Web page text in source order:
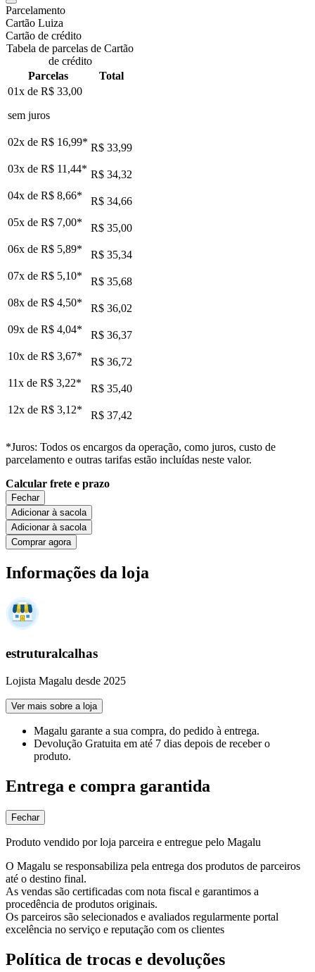
Parcelamento
Cartão Luiza
Cartão de crédito
Tabela de parcelas de Cartão
de crédito
Parcelas
Total
01x de R$ 33,00
sem juros
02x de R$ 16,99* R$ 33,99
03x de R$ 11,44* R$ 34,32
04x de R$ 8,66*
R$ 34,66
05x de R$ 7,00*
R$ 35,00
06x de R$ 5,89*
R$ 35,34
07x de R$ 5,10*
R$ 35,68
08x de R$ 4,50*
R$ 36,02
09x de R$ 4,04*
R$ 36,37
10x de R$ 3,67*
R$ 36,72
11x de R$ 3,22*
R$ 35,40
12x de R$ 3,12* R$ 37,42
*Juros: Todos os encargos da operação, como juros, custo de
parcelamento e outras tarifas estão incluídas neste valor.
Calcular frete e prazo
Fechar
Adicionar à sacola
Adicionar à sacola
Comprar agora
Informações da loja
estruturalcalhas
Lojista Magalu desde 2025
Ver mais sobre a loja
Magalu garante a sua compra, do pedido à entrega.
Devolução Gratuita em até 7 dias depois de receber o
produto.
Entrega e compra garantida
Fechar
Produto vendido por loja parceira e entregue pelo Magalu
O Magalu se responsabiliza pela entrega dos produtos de parceiros
até o destino final.
As vendas são certificadas com nota fiscal e garantimos a
procedência de produtos originais.
Os parceiros são selecionados e avaliados regularmente portal
excelência no serviço e reputação com os clientes
Política de trocas e devoluções